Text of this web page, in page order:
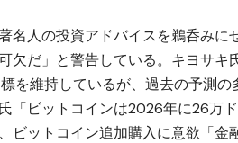
名人の投資アドバイスを鵜呑み
欠だ」と警告している。キヨサ
を維持しているが、過去の予測の
「ビットコインは2026年に26万
ビットコイン追加購入に意欲「金